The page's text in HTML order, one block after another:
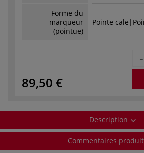
Forme du
marqueur
(pointue)
Pointe
89,50 €
-
Description
Commentaires